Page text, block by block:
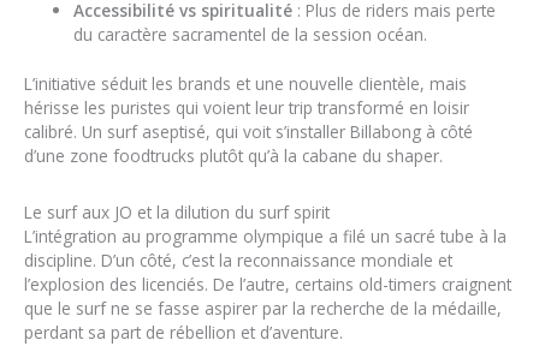
Accessibilité vs spiritualité : Plus de riders mais perte
du caractère sacramentel de la session océan.
L’initiative séduit les brands et une nouvelle clientèle, mais
hérisse les puristes qui voient leur trip transformé en loisir
calibré. Un surf aseptisé, qui voit s’installer Billabong à côté
d’une zone foodtrucks plutôt qu’à la cabane du shaper.
Le surf aux JO et la dilution du surf spirit
L’intégration au programme olympique a filé un sacré tube à la
discipline. D’un côté, c’est la reconnaissance mondiale et
l’explosion des licenciés. De l’autre, certains old-timers craignent
que le surf ne se fasse aspirer par la recherche de la médaille,
perdant sa part de rébellion et d’aventure.